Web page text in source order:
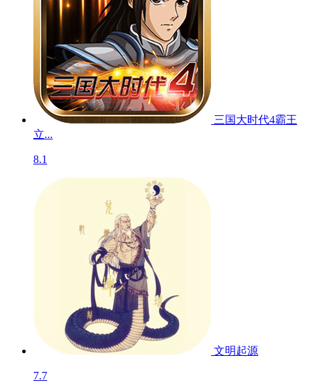
三国大时代4霸王
立...
8.1
文明起源
7.7